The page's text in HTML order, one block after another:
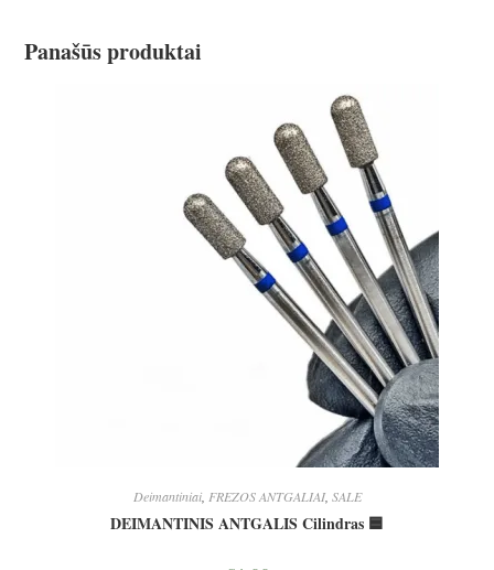
Panašūs produktai
Deimantiniai, FREZOS ANTGALIAI, SALE
DEIMANTINIS ANTGALIS Cilindras 🟦